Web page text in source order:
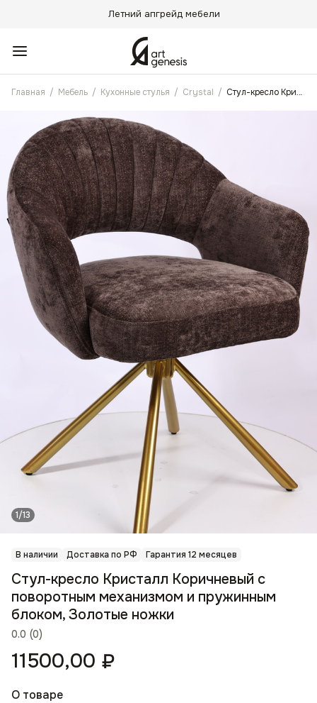
Летний апгрейд мебели
Главная / Мебель / Кухонные стулья / Crystal / Стул-кресло Кристалл Коричневый с поворотным механизмом и пружинным блоком, Золотые ножки
1/13
В наличии Доставка по РФ Гарантия 12 месяцев
0.0 (0)
Стул-кресло Кристалл Коричневый с
поворотным механизмом и пружинным
блоком, Золотые ножки
11500,00 ₽
О товаре